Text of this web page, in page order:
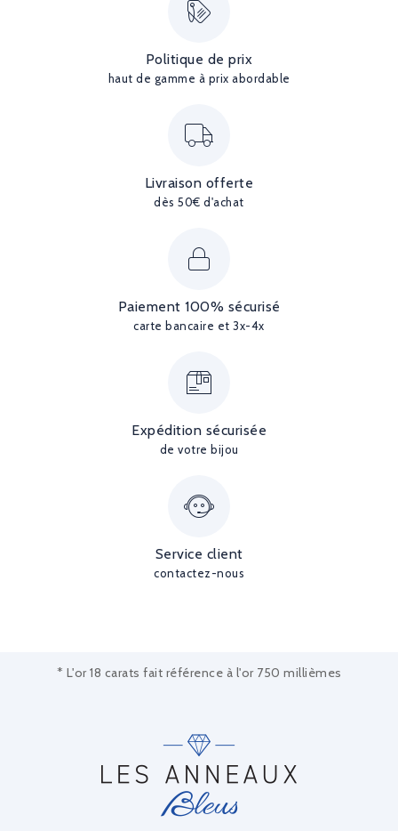
Politique de prix
haut de gamme à prix abordable
Livraison offerte
dès 50€ d'achat
Paiement 100% sécurisé
carte bancaire et 3x-4x
Expédition sécurisée
de votre bijou
Service client
contactez-nous
* L'or 18 carats fait référence à l'or 750 millièmes